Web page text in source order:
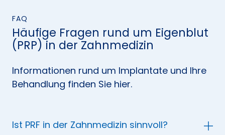
FAQ
Häufige Fragen rund um Eigenblut
(PRP) in der Zahnmedizin
Informationen rund um Implantate und Ihre
Behandlung finden Sie hier.
Ist PRF in der Zahnmedizin sinnvoll?